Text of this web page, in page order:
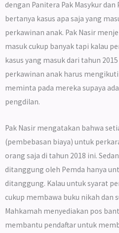
dengan Panitera Pak Masykur dan
bertanya kasus apa saja yang
perkawinan anak. Pak Nasir
masuk cukup banyak tapi kalau
kasus yang masuk dari tahun
perkawinan anak harus
meminta pada mereka supaya
pengdilan.
Pak Nasir mengatakan bahwa
(pembebasan biaya) untuk
orang saja di tahun 2018 ini.
ditanggung oleh Pemda hanya
ditanggung. Kalau untuk syarat
cukup membawa buku nikah dan
Mahkamah menyediakan pos
membantu pendaftar untuk